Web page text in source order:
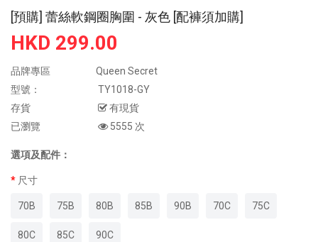
[預購] 蕾絲軟鋼圈胸圍 - 灰色 [配褲須加購]
HKD 299.00
品牌專區
Queen Secret
型號：
TY1018-GY
存貨
有現貨
已瀏覽
5555 次
選項及配件：
尺寸
70B 75B 80B 85B 90B 70C 75C
80C 85C 90C